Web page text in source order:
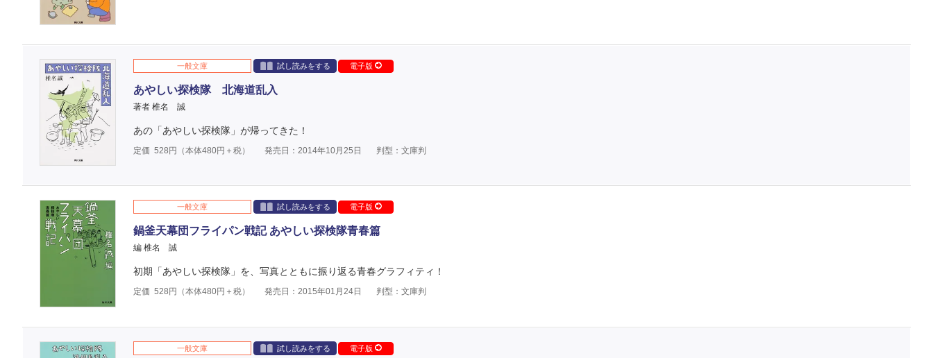
一般文庫 試し読みをする 電子版
あやしい探検隊 北海道乱入
著者 椎名 誠
あの「あやしい探検隊」が帰ってきた！
定価 528 円（本体480円＋税） 発売日：2014年10月25日 判型：文庫判
一般文庫 試し読みをする 電子版
鍋釜天幕団フライパン戦記 あやしい探検隊青春篇
編 椎名 誠
初期「あやしい探検隊」を、写真とともに振り返る青春グラフィティ！
定価 528 円（本体480円＋税） 発売日：2015年01月24日 判型：文庫判
一般文庫 試し読みをする 電子版